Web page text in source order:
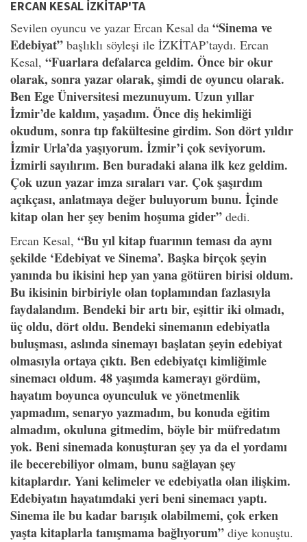
ERCAN KESAL İZKİTAP'TA
Sevilen oyuncu ve yazar Ercan Kesal da “Sinema ve
Edebiyat” başlıklı söyleşi ile İZKİTAP’taydı. Ercan
Kesal, “Fuarlara defalarca geldim. Önce bir okur
olarak, sonra yazar olarak, şimdi de oyuncu olarak.
Ben Ege Üniversitesi mezunuyum. Uzun yıllar
İzmir’de kaldım, yaşadım. Önce diş hekimliği
okudum, sonra tıp fakültesine girdim. Son dört yıldır
İzmir Urla’da yaşıyorum. İzmir’i çok seviyorum.
İzmirli sayılırım. Ben buradaki alana ilk kez geldim.
Çok uzun yazar imza sıraları var. Çok şaşırdım
açıkçası, anlatmaya değer buluyorum bunu. İçinde
kitap olan her şey benim hoşuma gider” dedi.
Ercan Kesal, “Bu yıl kitap fuarının teması da aynı
şekilde ‘Edebiyat ve Sinema’. Başka birçok şeyin
yanında bu ikisini hep yan yana götüren birisi oldum.
Bu ikisinin birbiriyle olan toplamından fazlasıyla
faydalandım. Bendeki bir artı bir, eşittir iki olmadı,
üç oldu, dört oldu. Bendeki sinemanın edebiyatla
buluşması, aslında sinemayı başlatan şeyin edebiyat
olmasıyla ortaya çıktı. Ben edebiyatçı kimliğimle
sinemacı oldum. 48 yaşımda kamerayı gördüm,
hayatım boyunca oyunculuk ve yönetmenlik
yapmadım, senaryo yazmadım, bu konuda eğitim
almadım, okuluna gitmedim, böyle bir müfredatım
yok. Beni sinemada konuşturan şey ya da el yordamı
ile becerebiliyor olmam, bunu sağlayan şey
kitaplardır. Yani kelimeler ve edebiyatla olan ilişkim.
Edebiyatın hayatımdaki yeri beni sinemacı yaptı.
Sinema ile bu kadar barışık olabilmemi, çok erken
yaşta kitaplarla tanışmama bağlıyorum” diye konuştu.